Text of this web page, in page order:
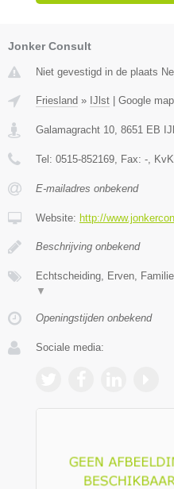
Jonker Consult
Niet gevestigd in de plaats
Friesland » IJlst Google
Galamagracht 10, 8651 EB
Tel: 0515-852169, Fax: -,
E-mailadres onbekend
Website: http://
Beschrijving onbekend
Echtscheiding, Erven,
▼
Openingstijden onbekend
Sociale media: